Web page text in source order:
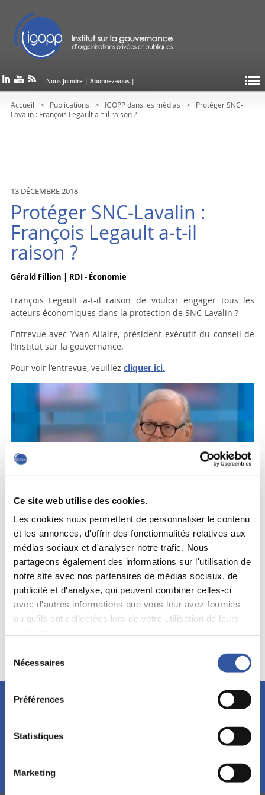
Ce site web utilise des cookies.
Les cookies nous permettent de personnaliser le contenu
et les annonces, d'offrir des fonctionnalités relatives aux
médias sociaux et d'analyser notre trafic. Nous
partageons également des informations sur l'utilisation de
notre site avec nos partenaires de médias sociaux, de
publicité et d'analyse, qui peuvent combiner celles-ci
avec d'autres informations que vous leur avez fournies
ou qu'ils ont collectées lors de votre utilisation de leurs
Nécessaires
Préférences
Statistiques
Marketing
Nous Joindre |Abonnez-vous |
Accueil Publications IGOPP dans les médias
Protéger SNC-
Lavalin : François Legault a-t-il raison ?
13 DÉCEMBRE 2018
Protéger SNC-Lavalin :
François Legault a-t-il
raison ?
Gérald Fillion | RDI - Économie
François Legault a-t-il raison de vouloir engager tous les
acteurs économiques dans la protection de SNC-Lavalin ?
Entrevue avec Yvan Allaire, président exécutif du conseil de
l’Institut sur la gouvernance.
Pour voir l’entrevue, veuillez cliquer ici.
Mots clés: Actions multivotantes Offres d'achat hostiles
Sièges sociaux
Source :